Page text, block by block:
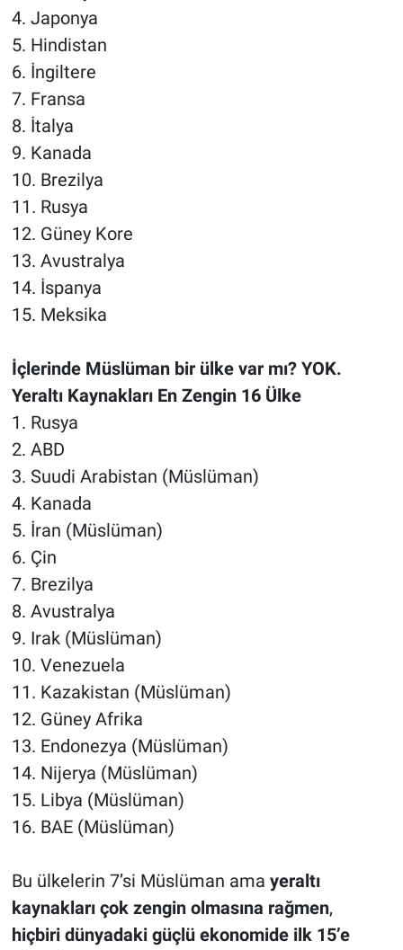
4. Japonya
5. Hindistan
6. İngiltere
7. Fransa
8. İtalya
9. Kanada
10. Brezilya
11. Rusya
12. Güney Kore
13. Avustralya
14. İspanya
15. Meksika
İçlerinde Müslüman bir ülke var mı? YOK.
Yeraltı Kaynakları En Zengin 16 Ülke
1. Rusya
2. ABD
3. Suudi Arabistan (Müslüman)
4. Kanada
5. İran (Müslüman)
6. Çin
7. Brezilya
8. Avustralya
9. Irak (Müslüman)
10. Venezuela
11. Kazakistan (Müslüman)
12. Güney Afrika
13. Endonezya (Müslüman)
14. Nijerya (Müslüman)
15. Libya (Müslüman)
16. BAE (Müslüman)
Bu ülkelerin 7’si Müslüman ama yeraltı
kaynakları çok zengin olmasına rağmen,
hiçbiri dünyadaki güçlü ekonomide ilk 15’e